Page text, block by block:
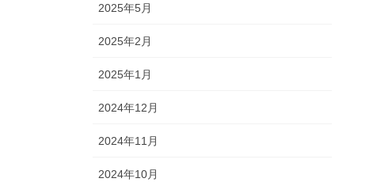
2025年5月
2025年2月
2025年1月
2024年12月
2024年11月
2024年10月